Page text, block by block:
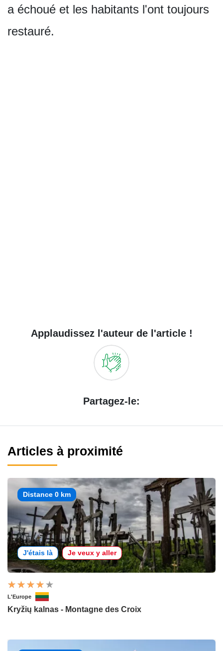
a échoué et les habitants l'ont toujours
restauré.
Applaudissez l'auteur de l'article !
Partagez-le:
Articles à proximité
Distance 0 km
J'étais là Je veux y aller
L'Europe
Kryžių kalnas - Montagne des Croix